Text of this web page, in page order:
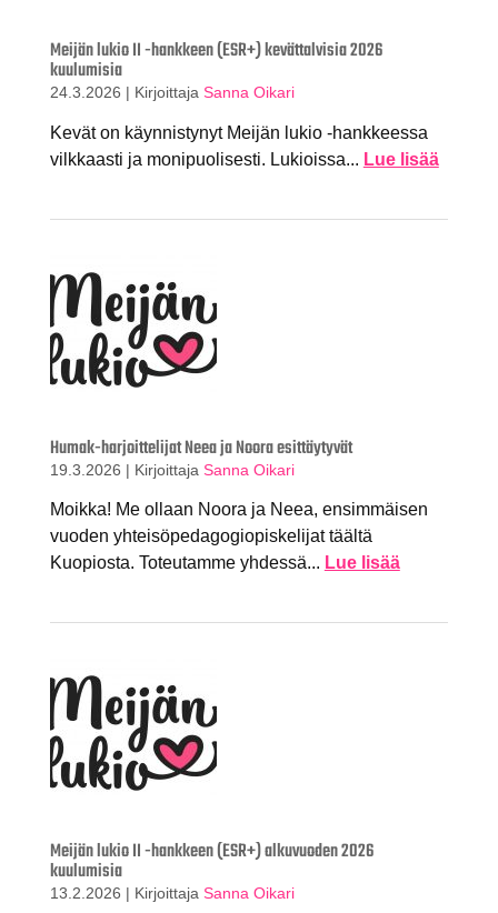
Meijän lukio II -hankkeen (ESR+) kevättalvisia 2026
kuulumisia
24.3.2026 | Kirjoittaja Sanna Oikari
Kevät on käynnistynyt Meijän lukio -hankkeessa
vilkkaasti ja monipuolisesti. Lukioissa... Lue lisää
Humak-harjoittelijat Neea ja Noora esittäytyvät
19.3.2026 | Kirjoittaja Sanna Oikari
Moikka! Me ollaan Noora ja Neea, ensimmäisen
vuoden yhteisöpedagogiopiskelijat täältä
Kuopiosta. Toteutamme yhdessä... Lue lisää
Meijän lukio II -hankkeen (ESR+) alkuvuoden 2026
kuulumisia
13.2.2026 | Kirjoittaja Sanna Oikari